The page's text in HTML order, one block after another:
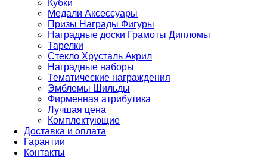
Кубки
Медали Аксессуары
Призы Награды Фигуры
Наградные доски Грамоты Дипломы
Тарелки
Стекло Хрусталь Акрил
Наградные наборы
Тематические награждения
Эмблемы Шильды
Фирменная атрибутика
Лучшая цена
Комплектующие
Доставка и оплата
Гарантии
Контакты